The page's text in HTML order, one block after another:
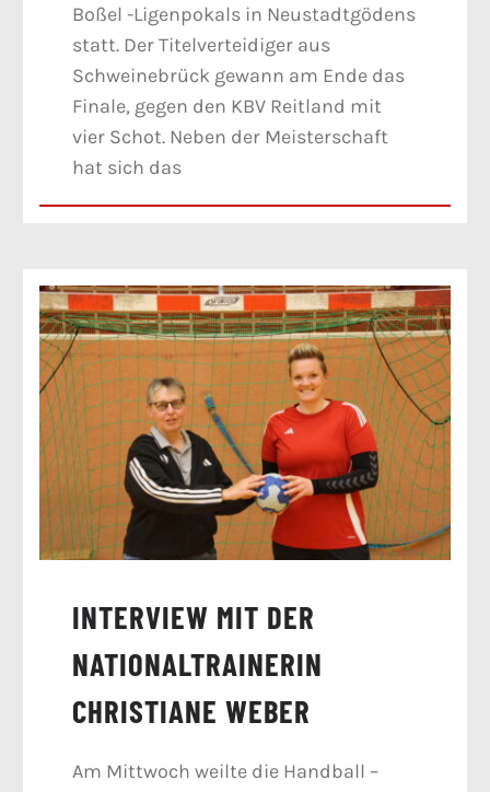
Boßel -Ligenpokals in Neustadtgödens
statt. Der Titelverteidiger aus
Schweinebrück gewann am Ende das
Finale, gegen den KBV Reitland mit
vier Schot. Neben der Meisterschaft
hat sich das
INTERVIEW MIT DER
NATIONALTRAINERIN
CHRISTIANE WEBER
Am Mittwoch weilte die Handball –